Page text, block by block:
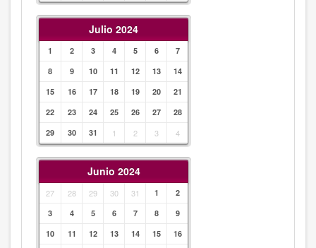
Julio 2024
1 2 3 4 5 6
7
8
9 10 11 12 13
14
15
16 17 18 19 20
21
22
23 24 25 26 27
28
29
30 31 1 2 3 4
Junio 2024
27 28 29 30 31 1
2
3
4 5 6 7 8
9
10
11 12 13 14 15
16